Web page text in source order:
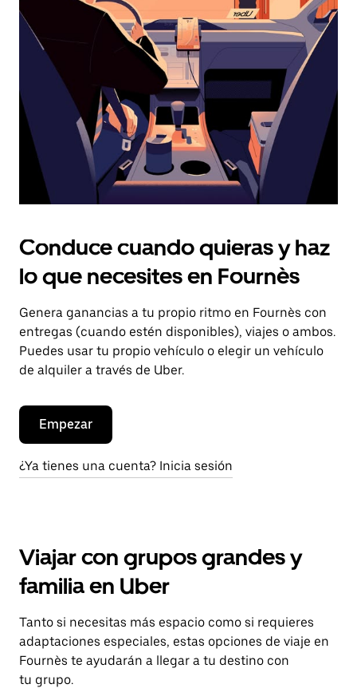
el
botón
escape
el
calendario.
Conduce cuando quieras y haz
lo que necesites en Fournès
Genera ganancias a tu propio ritmo en Fournès con
entregas (cuando estén disponibles), viajes o ambos.
Puedes usar tu propio vehículo o elegir un vehículo
de alquiler a través de Uber.
Empezar
¿Ya tienes una cuenta? Inicia sesión
Viajar con grupos grandes y
familia en Uber
Tanto si necesitas más espacio como si requieres
adaptaciones especiales, estas opciones de viaje en
Fournès te ayudarán a llegar a tu destino con
tu grupo.